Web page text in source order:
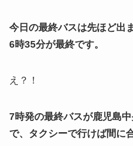
今日の最終バスは先ほど出
6時35分が最終です。
え？！
7時発の最終バスが鹿児島
で、タクシーで行けば間に